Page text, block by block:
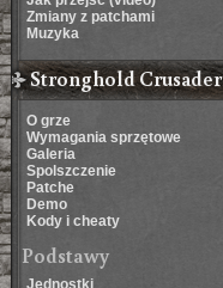
Zmiany z patchami
Muzyka
Stronghold Crusader
O grze
Wymagania sprzętowe
Galeria
Spolszczenie
Patche
Demo
Kody i cheaty
Podstawy
Jednostki